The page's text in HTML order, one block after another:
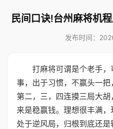
民间口诀!台州麻将机
发布时间：
打麻将可谓是个老手
事，出于习惯，不赢头一把
第二，三，四连摸三局大
来是稳赢钱。理想很丰满
处于逆风局，归根到底还是